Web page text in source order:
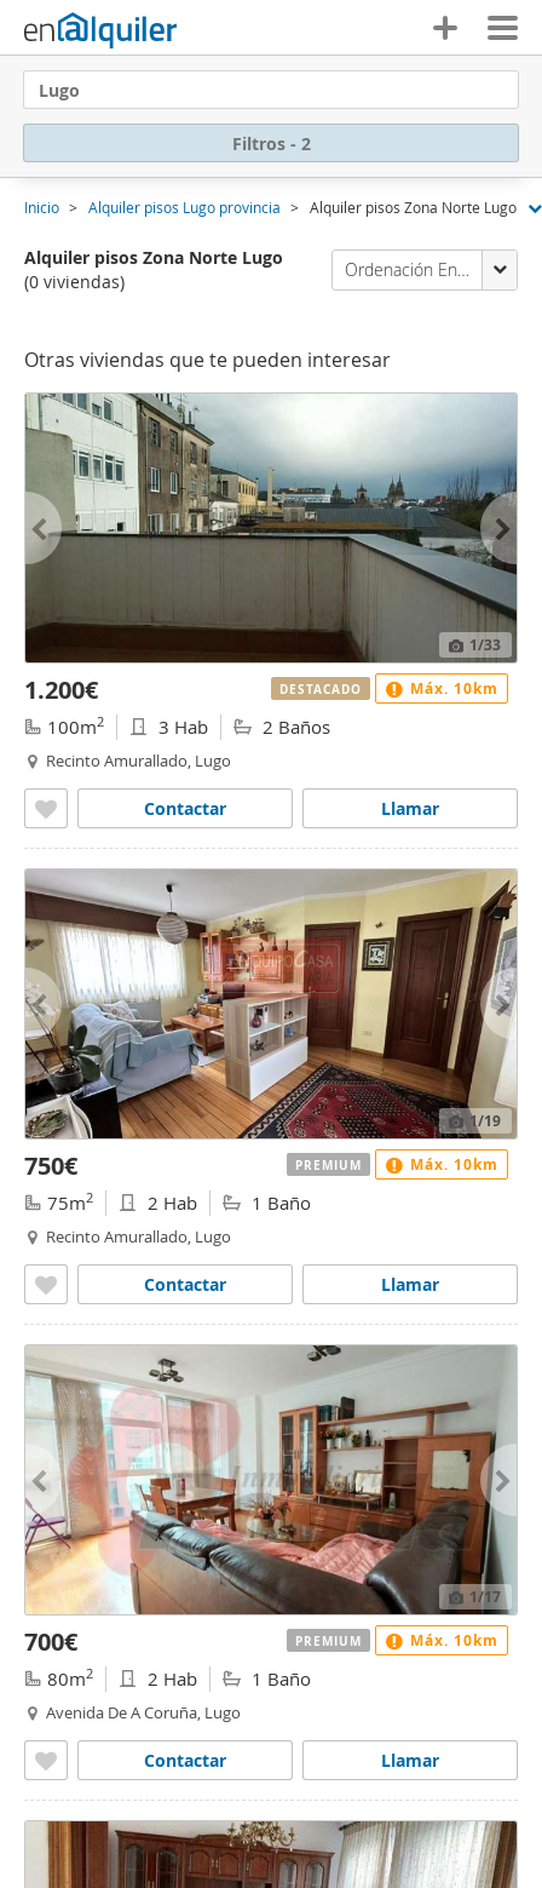
Lugo
Filtros - 2
Inicio Alquiler pisos Lugo provincia Alquiler pisos Zona Norte Lugo
Alquiler pisos Zona Norte Lugo
(0 viviendas)
Ordenación Enalquiler
Otras viviendas que te pueden interesar
1/33
1.200€
100m2 3 Hab 2 Baños
Recinto Amurallado, Lugo
Llamar
Contactar
DESTACADO Máx. 10km
1/19
750€
75m2 2 Hab 1 Baño
Recinto Amurallado, Lugo
Llamar
Contactar
PREMIUM Máx. 10km
1/17
700€
80m2 2 Hab 1 Baño
Avenida De A Coruña, Lugo
Llamar
Contactar
PREMIUM Máx. 10km